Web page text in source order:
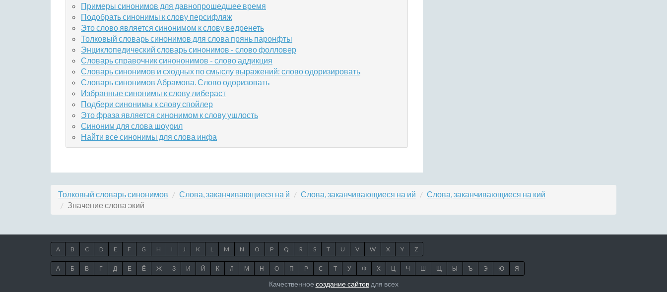
Примеры синонимов для давнопрошедшее время
Подобрать синонимы к слову персифляж
Это слово является синонимом к слову ведренеть
Толковый словарь синонимов для слова прянь паронфты
Энциклопедический словарь синонимов - слово фолловер
Словарь справочник синононимов - слово аддикция
Словарь синонимов и сходных по смыслу выражений: слово одоризировать
Словарь синонимов Абрамова. Слово одоризовать
Избранные синонимы к слову либераст
Подбери синонимы к слову спойлер
Это фраза является синонимом к слову ушлость
Синоним для слова шоурил
Найти все синонимы для слова инфа
Толковый словарь синонимов Слова, заканчивающиеся на й Слова, заканчивающиеся на ий
Слова, заканчивающиеся на кий
Значение слова экий
A B C D E F G H I J K L M N O P Q R S T U V W X Y Z
А Б В Г Д Е Ё Ж З И Й К Л М Н О П Р С Т У Ф Х Ц Ч Ш Щ Ы Ъ Э Ю Я
Качественное создание сайтовдля всех